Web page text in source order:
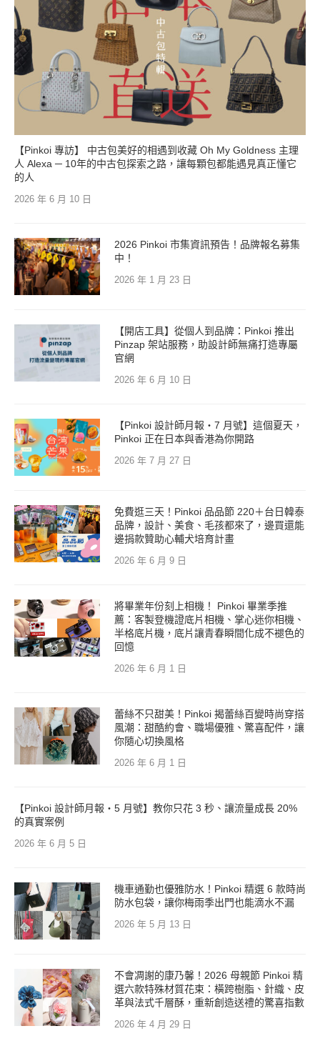
【Pinkoi 專訪】 中古包美好的相遇到收藏 Oh My Goldness 主理
人 Alexa ─ 10年的中古包探索之路，讓每顆包都能遇見真正懂它
的人
2026 年 6 月 10 日
2026 Pinkoi 市集資訊預告！品牌報名募集
中！
2026 年 1 月 23 日
【開店工具】從個人到品牌：Pinkoi 推出
Pinzap 架站服務，助設計師無痛打造專屬
官網
2026 年 6 月 10 日
【Pinkoi 設計師月報・7 月號】這個夏天，
Pinkoi 正在日本與香港為你開路
2026 年 7 月 27 日
免費逛三天！Pinkoi 品品節 220＋台日韓泰
品牌，設計、美食、毛孩都來了，邊買還能
邊捐款贊助心輔犬培育計畫
2026 年 6 月 9 日
將畢業年份刻上相機！ Pinkoi 畢業季推
薦：客製登機證底片相機、掌心迷你相機、
半格底片機，底片讓青春瞬間化成不褪色的
回憶
2026 年 6 月 1 日
蕾絲不只甜美！Pinkoi 揭蕾絲百變時尚穿搭
風潮：甜酷約會、職場優雅、驚喜配件，讓
你隨心切換風格
2026 年 6 月 1 日
【Pinkoi 設計師月報・5 月號】教你只花 3 秒、讓流量成長 20%
的真實案例
2026 年 6 月 5 日
機車通勤也優雅防水！Pinkoi 精選 6 款時尚
防水包袋，讓你梅雨季出門也能滴水不漏
2026 年 5 月 13 日
不會凋謝的康乃馨！2026 母親節 Pinkoi 精
選六款特殊材質花束：橫跨樹脂、針織、皮
革與法式千層酥，重新創造送禮的驚喜指數
2026 年 4 月 29 日